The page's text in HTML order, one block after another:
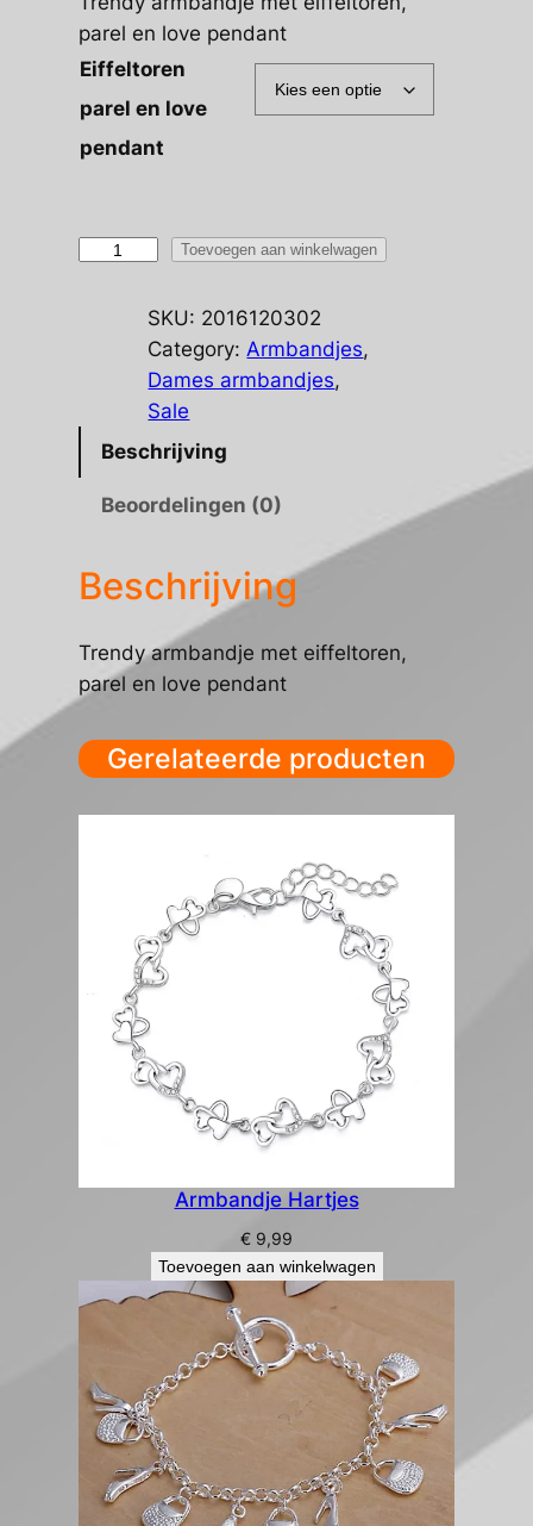
was:
is:
€ 5,95.
parel en love pendant
Eiffeltoren
parel en love
pendant
Trendy
eiffeltoren
love
aantal
Toevoegen aan winkelwagen
SKU: 2016120302
Category: Armbandjes
Dames armbandjes
Sale
Beschrijving
Beoordelingen (0)
Beschrijving
Trendy armbandje met eiffeltoren,
parel en love pendant
Gerelateerde producten
Armbandje Hartjes
€ 9,99
Toevoegen aan winkelwagen